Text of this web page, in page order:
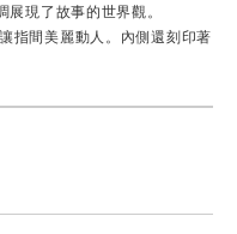
展現了故事的世界觀。
指間美麗動人。內側還刻印著